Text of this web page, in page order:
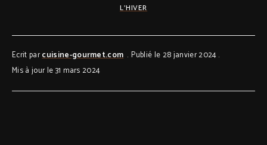
L'HIVER
Ecrit parcuisine-gourmet.com
Publié le 28 janvier 2024
Mis à jour le 31 mars 2024